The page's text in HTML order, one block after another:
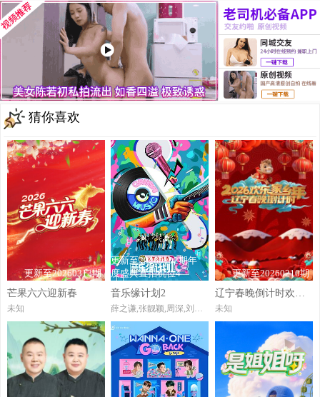
猜你喜欢
更新至20260313期
芒果六六迎新春
未知
更新至20260102期年
度盛典直拍机位4
音乐缘计划2
薛之谦,张靓颖,周深,刘宇宁,黄子弘凡,魏翔,欧阳娜娜,郁可唯,喻言,张峻豪
更新至20260210期
辽宁春晚倒计时欢乐家乡年2026
未知